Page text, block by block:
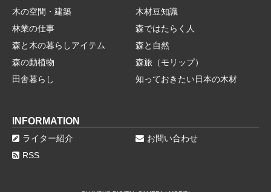
木の空間・建築
木材豆知識
林業の仕事
森ではたらく人
森と木の暮らしアイテム
森と自然
森の動植物
森旅（モリップ）
田舎暮らし
知っておきたい日本の木材
INFORMATION
ライター紹介
お問い合わせ
RSS